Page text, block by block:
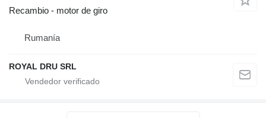
Recambio - motor de giro
Rumanía
ROYAL DRU SRL